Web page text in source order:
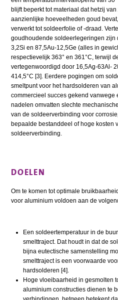
blijft beperkt tot materiaal dat hetzij
aanzienlijke hoeveelheden goud
verwerkt tot soldeerfolie of -draad.
goudhoudende soldeerlegeringen zijn
3,2Si en 87,5Au-12,5Ge (alles in
respectievelijk 363° en 361°C, terwijl
vertegenwoordigd door 16,5Ag-63Al-
414,5°C [3]. Eerdere pogingen om
smeltpunt voor het hardsolderen van
commercieel succes gekend vanwege
nadelen omvatten slechte
van de soldeerverbinding voor
bepaalde bestanddeel of hoge kosten
soldeerverbinding.
DOELEN
Om te komen tot optimale
voor aluminium voldoen aan de
Een soldeertemperatuur in de
smelttraject. Dat houdt in dat de
bijna eutectische samenstelling
smelttraject is een voorwaarde
hardsolderen [4].
Hoge vloeibaarheid in gesmolten
aluminium constructies dienen te